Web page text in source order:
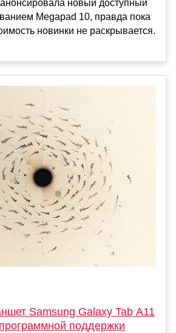
новый доступный
Megapad 10, правда пока
новинки не раскрывается.
Samsung Galaxy Tab A11
поддержки